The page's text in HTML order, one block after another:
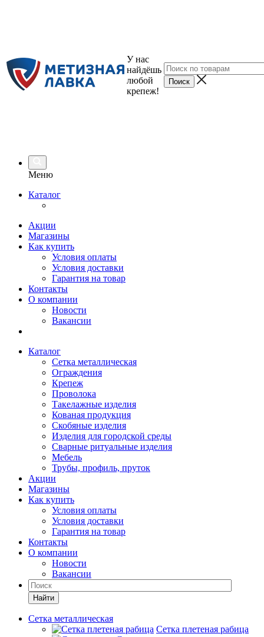
У нас
найдёшь
любой
крепеж!
Меню
Каталог
Акции
Магазины
Как купить
Условия оплаты
Условия доставки
Гарантия на товар
Контакты
О компании
Новости
Вакансии
Каталог
Сетка металлическая
Ограждения
Крепеж
Проволока
Такелажные изделия
Кованая продукция
Скобяные изделия
Изделия для городской среды
Сварные ритуальные изделия
Мебель
Трубы, профиль, пруток
Акции
Магазины
Как купить
Условия оплаты
Условия доставки
Гарантия на товар
Контакты
О компании
Новости
Вакансии
Найти
Сетка металлическая
Сетка плетеная рабица